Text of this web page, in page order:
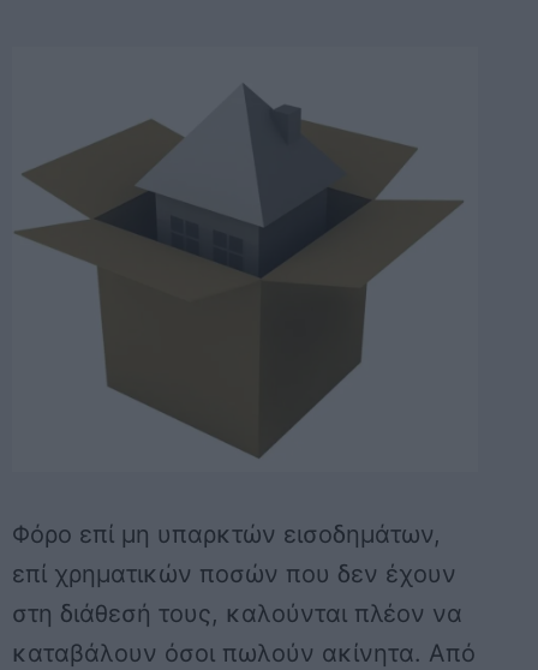
Φόρο επί μη υπαρκτών εισοδημάτων,
επί χρηματικών ποσών που δεν έχουν
στη διάθεσή τους, καλούνται πλέον να
καταβάλουν όσοι πωλούν ακίνητα. Από